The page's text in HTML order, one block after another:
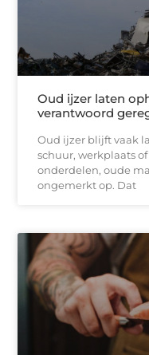
Oud ijzer laten
verantwoord
Oud ijzer blijft vaak
schuur, werkplaats
onderdelen, oude
ongemerkt op. Dat